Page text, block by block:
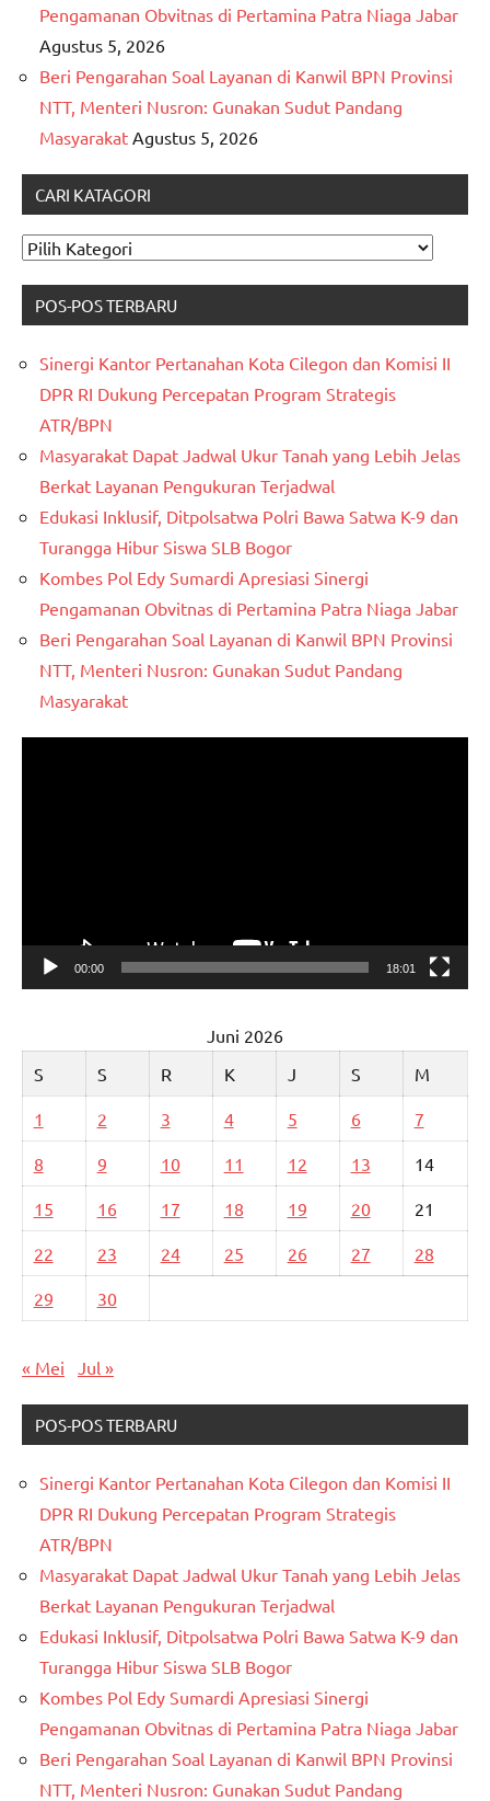
Pengamanan Obvitnas di Pertamina Patra Niaga Jabar
Agustus 5, 2026
Beri Pengarahan Soal Layanan di Kanwil BPN Provinsi
NTT, Menteri Nusron: Gunakan Sudut Pandang
Masyarakat Agustus 5, 2026
CARI KATAGORI
CARI
POS-POS TERBARU
Sinergi Kantor Pertanahan Kota Cilegon dan Komisi II
DPR RI Dukung Percepatan Program Strategis
ATR/BPN
Masyarakat Dapat Jadwal Ukur Tanah yang Lebih Jelas
Berkat Layanan Pengukuran Terjadwal
Edukasi Inklusif, Ditpolsatwa Polri Bawa Satwa K-9 dan
Turangga Hibur Siswa SLB Bogor
Kombes Pol Edy Sumardi Apresiasi Sinergi
Pengamanan Obvitnas di Pertamina Patra Niaga Jabar
Beri Pengarahan Soal Layanan di Kanwil BPN Provinsi
NTT, Menteri Nusron: Gunakan Sudut Pandang
Masyarakat
00:00 18:01
Juni 2026
S
S R K J S M
1 2 3 4 5 6 7
8 9 10 11 12 13 14
15 16 17 18 19 20 21
22 23 24 25 26 27 28
29 30
« Mei Jul »
POS-POS TERBARU
Sinergi Kantor Pertanahan Kota Cilegon dan Komisi II
DPR RI Dukung Percepatan Program Strategis
ATR/BPN
Masyarakat Dapat Jadwal Ukur Tanah yang Lebih Jelas
Berkat Layanan Pengukuran Terjadwal
Edukasi Inklusif, Ditpolsatwa Polri Bawa Satwa K-9 dan
Turangga Hibur Siswa SLB Bogor
Kombes Pol Edy Sumardi Apresiasi Sinergi
Pengamanan Obvitnas di Pertamina Patra Niaga Jabar
Beri Pengarahan Soal Layanan di Kanwil BPN Provinsi
NTT, Menteri Nusron: Gunakan Sudut Pandang